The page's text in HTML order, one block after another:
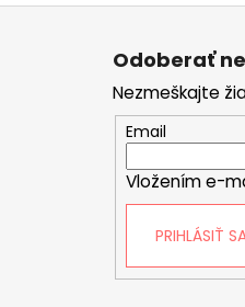
Z
Odoberať
Nezmeškajte
Email
Vložením e-
PRIHLÁSIŤ